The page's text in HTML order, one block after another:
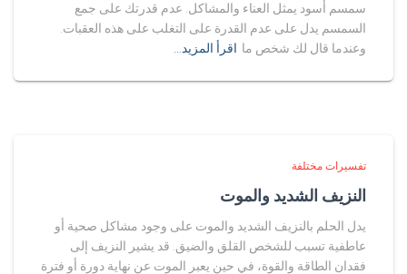
سمسم أسود يمثل العناء والمشاكل. عدم قدرتك على جمع
السمسم يدل على عدم القدرة على التغلب على هذه العقبات.
وعندما قال لك شخص ما اقرأ المزيد…
تفسيرات مختلفة
النزيف الشديد والموت
يدل الحلم بالنزيف الشديد والموت على وجود مشاكل صحية أو
عاطفية تسبب للشخص القلق والضيق. قد يشير النزيف إلى
فقدان الطاقة والقوة، في حين يعبر الموت عن نهاية دورة أو فترة